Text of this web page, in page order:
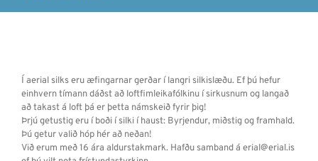
Í aerial silks eru æfingarnar gerðar í langri silkislæðu. Ef þú hefur
einhvern tímann dáðst að loftfimleikafólkinu í sirkusnum og langað
að takast á loft þá er þetta námskeið fyrir þig!
Þrjú getustig eru í boði í silki í haust: Byrjendur, miðstig og framhald.
Þú getur valið hóp hér að neðan!
Við erum með 16 ára aldurstakmark. Hafðu samband á erial@erial.is